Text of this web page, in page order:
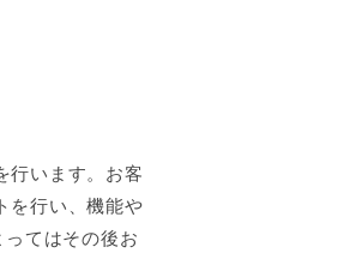
行います。お客
を行い、機能や
てはその後お